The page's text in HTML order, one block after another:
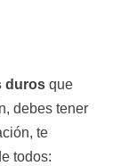
duros que
debes tener
te
todos: